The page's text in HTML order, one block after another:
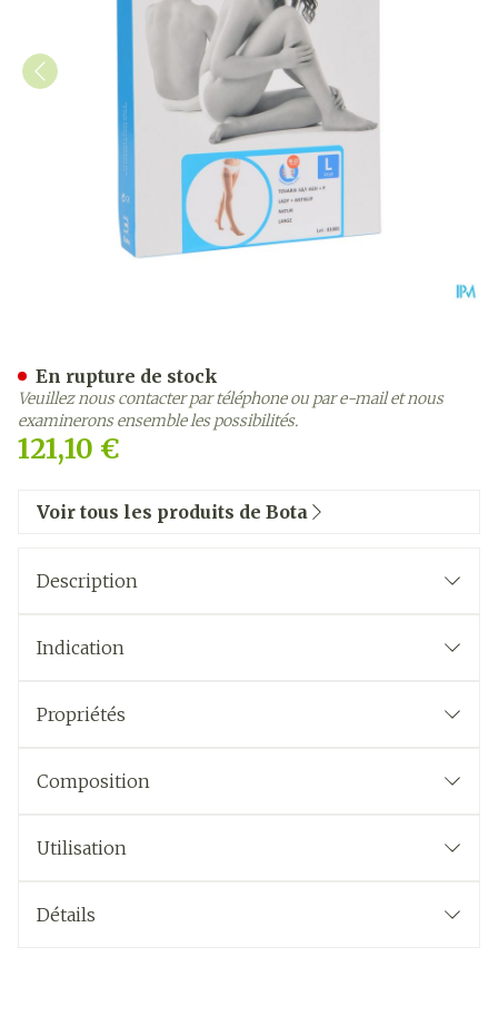
121,10 €
En rupture de stock
Veuillez nous contacter par téléphone ou par e-mail et nous
examinerons ensemble les possibilités.
Voir tous les produits de Bota
Description
Indication
Propriétés
Composition
Utilisation
Détails